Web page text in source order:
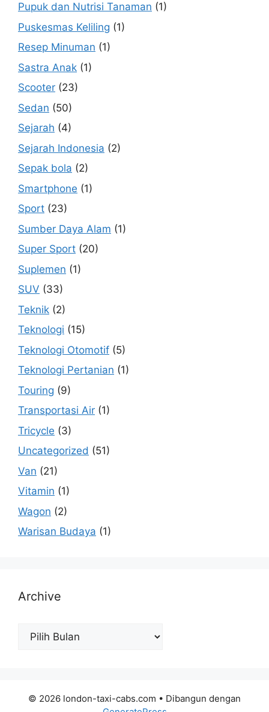
Pupuk dan Nutrisi Tanaman (1)
Puskesmas Keliling (1)
Resep Minuman (1)
Sastra Anak (1)
Scooter (23)
Sedan (50)
Sejarah (4)
Sejarah Indonesia (2)
Sepak bola (2)
Smartphone (1)
Sport (23)
Sumber Daya Alam (1)
Super Sport (20)
Suplemen (1)
SUV (33)
Teknik (2)
Teknologi (15)
Teknologi Otomotif (5)
Teknologi Pertanian (1)
Touring (9)
Transportasi Air (1)
Tricycle (3)
Uncategorized (51)
Van (21)
Vitamin (1)
Wagon (2)
Warisan Budaya (1)
Archive
Archive
© 2026 london-taxi-cabs.com • Dibangun dengan